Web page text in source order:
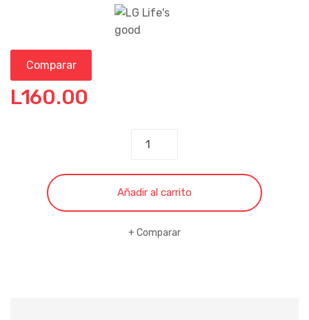
Comparar
L160.00
CONTROL
PARA
TV
MOD:
Añadir al carrito
Comparar